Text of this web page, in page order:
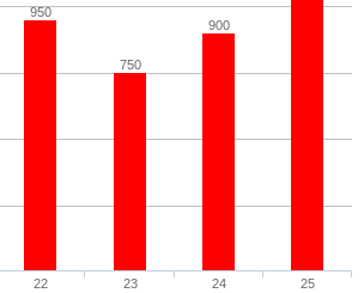
950
750
900
22 23 24 25